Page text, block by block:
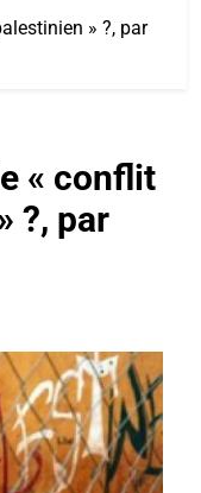
» ?, par
« conflit
?, par